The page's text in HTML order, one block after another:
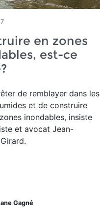
en zones
est-ce
de remblayer dans les
et de construire
inondables, insiste
et avocat Jean-
Gagné